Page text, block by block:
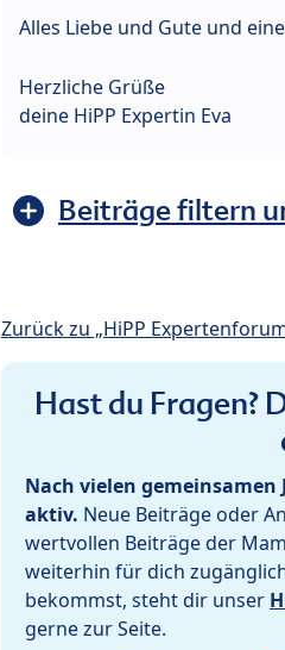
Alles Liebe und Gute und
Herzliche Grüße
deine HiPP Expertin Eva
Beiträge filtern
Zurück zu „HiPP
Hast du Fragen?
Nach vielen
aktiv. Neue Beiträge oder
wertvollen Beiträge der
weiterhin für dich
bekommst, steht dir unser
gerne zur Seite.